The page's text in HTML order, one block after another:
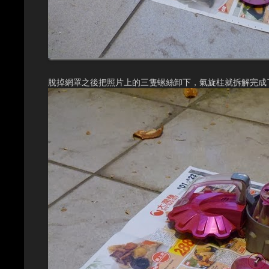
脫掉網罩之後把照片上的三隻螺絲卸下，氣旋柱就拆解完成